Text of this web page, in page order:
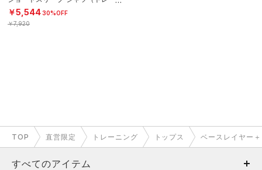
ング/MEN）
￥5,54430%OFF
￥7,920
TOP 直営限定 トレーニング トップス ベースレイヤー
すべてのアイテム